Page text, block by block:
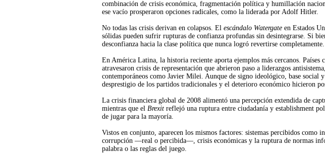
combinación de crisis económica, fragmentación política y humillación
ese vacío prosperaron opciones radicales, como la liderada por Adolf Hitler.
No todas las crisis derivan en colapsos. El escándalo Watergate en Estados
sólidas pueden sufrir rupturas de confianza profundas sin desintegrarse. Si
desconfianza hacia la clase política que nunca logró revertirse completamente.
En América Latina, la historia reciente aporta ejemplos más cercanos. Países
atravesaron crisis de representación que abrieron paso a liderazgos
contemporáneos como Javier Milei. Aunque de signo ideológico, base social
desprestigio de los partidos tradicionales y el deterioro económico hicieron
La crisis financiera global de 2008 alimentó una percepción extendida de
mientras que el Brexit reflejó una ruptura entre ciudadanía y establishment
de jugar para la mayoría.
Vistos en conjunto, aparecen los mismos factores: sistemas percibidos como
corrupción —real o percibida—, crisis económicas y la ruptura de normas
palabra o las reglas del juego.